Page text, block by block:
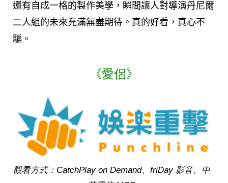
還有自成一格的製作美學，瞬間讓人對導演丹尼爾
二人組的未來充滿無盡期待。真的好看，真心不
騙。
《愛侶》
觀看方式：CatchPlay on Demand、friDay 影音、中